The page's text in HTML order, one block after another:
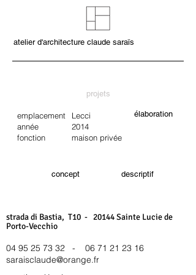
atelier d'architecture claude saraïs
projets
emplacement
année
fonction
Lecci
2014
maison privée
élaboration
concept descriptif
strada di Bastia, T10 - 20144 Sainte Lucie de
Porto-Vecchio
04 95 25 73 32 - 06 71 21 23 16
saraisclaude@orange.fr